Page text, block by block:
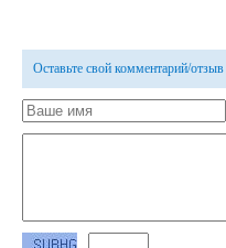
Оставьте свой комментарий/отзыв